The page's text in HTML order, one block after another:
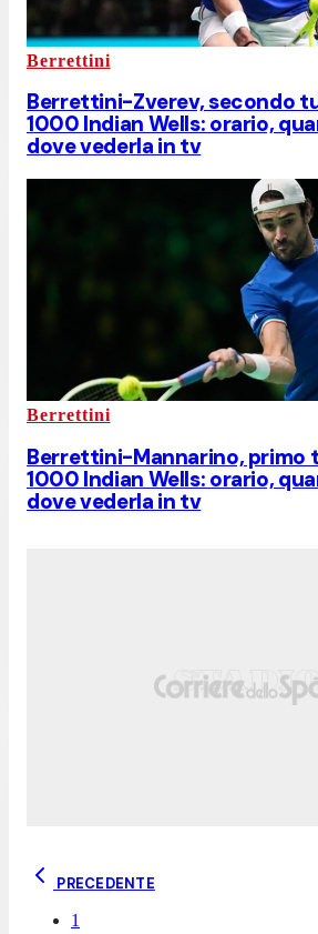
Berrettini
Berrettini-Zverev, secondo
1000 Indian Wells: orario,
dove vederla in tv
Berrettini
Berrettini-Mannarino, primo
1000 Indian Wells: orario,
dove vederla in tv
PRECEDENTE
1